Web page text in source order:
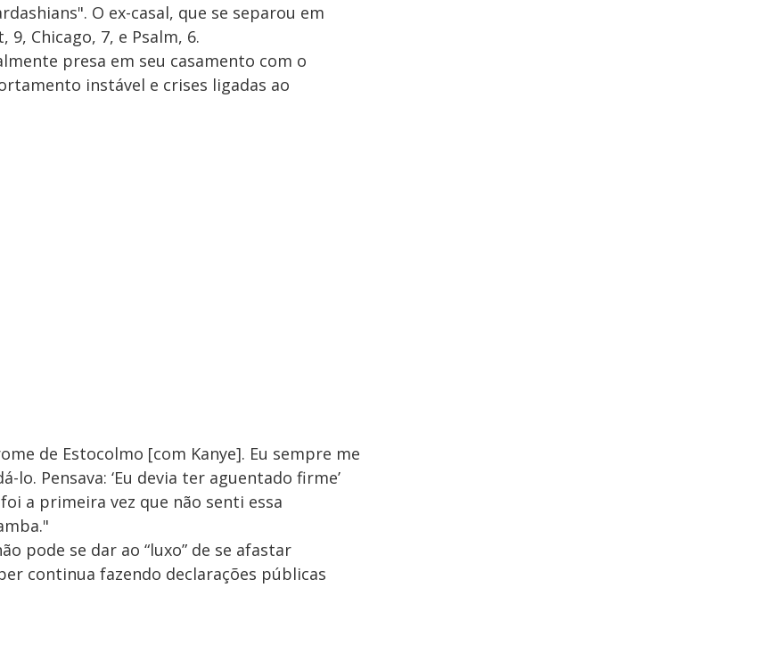
O ex-casal, que se separou em
Chicago, 7, e Psalm, 6.
presa em seu casamento com o
instável e crises ligadas ao
de Estocolmo [com Kanye]. Eu sempre me
Pensava: ‘Eu devia ter aguentado firme’
a primeira vez que não senti essa
pode se dar ao “luxo” de se afastar
continua fazendo declarações públicas